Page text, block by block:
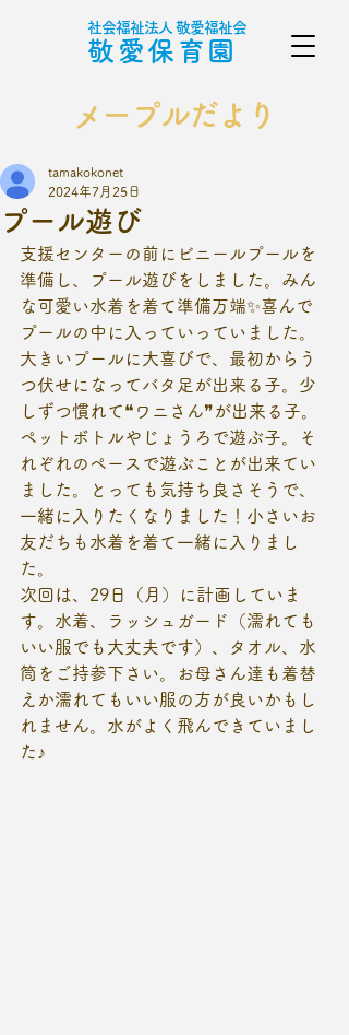
社会福祉法人 敬愛福祉会
敬愛保育園
プール遊び
tamakokonet
2024年7月25日
支援センターの前にビニールプールを
準備し、プール遊びをしました。みん
な可愛い水着を着て準備万端✨喜んで
プールの中に入っていっていました。
大きいプールに大喜びで、最初からう
つ伏せになってバタ足が出来る子。少
しずつ慣れて❝ワニさん❞が出来る子。
ペットボトルやじょうろで遊ぶ子。そ
れぞれのペースで遊ぶことが出来てい
ました。とっても気持ち良さそうで、
一緒に入りたくなりました！小さいお
友だちも水着を着て一緒に入りまし
た。
次回は、29日（月）に計画していま
す。水着、ラッシュガード（濡れても
いい服でも大丈夫です）、タオル、水
筒をご持参下さい。お母さん達も着替
えか濡れてもいい服の方が良いかもし
れません。水がよく飛んできていまし
た♪
メープルだより